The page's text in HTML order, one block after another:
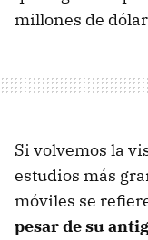
millones de
Si volvemos la
estudios más
móviles se
pesar de su